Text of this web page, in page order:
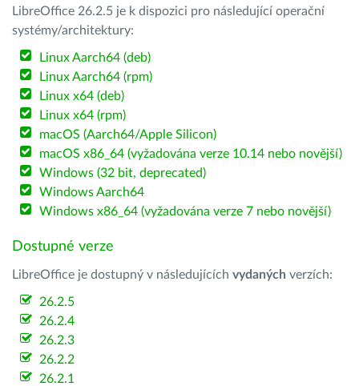
LibreOffice 26.2.5 je k dispozici pro následující operační
systémy/architektury:
Linux Aarch64 (deb)
Linux Aarch64 (rpm)
Linux x64 (deb)
Linux x64 (rpm)
macOS (Aarch64/Apple Silicon)
macOS x86_64 (vyžadována verze 10.14 nebo novější)
Windows (32 bit, deprecated)
Windows Aarch64
Windows x86_64 (vyžadována verze 7 nebo novější)
Dostupné verze
LibreOffice je dostupný v následujících vydaných verzích:
26.2.5
26.2.4
26.2.3
26.2.2
26.2.1